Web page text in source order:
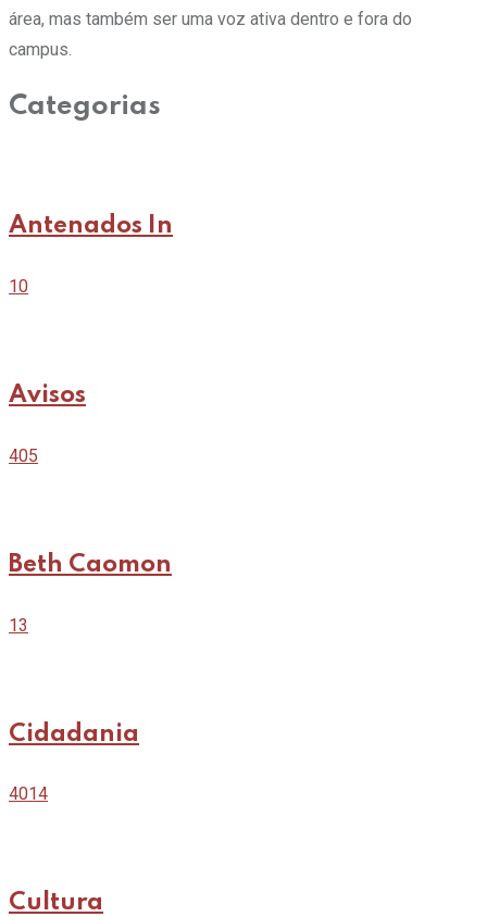
área, mas também ser uma voz ativa dentro e fora do
campus.
Categorias
Antenados In
10
Avisos
405
Beth Caomon
13
Cidadania
4014
Cultura